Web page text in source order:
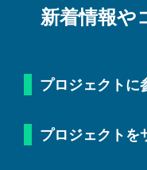
新着情報や
プロジェクトに
プロジェクトを